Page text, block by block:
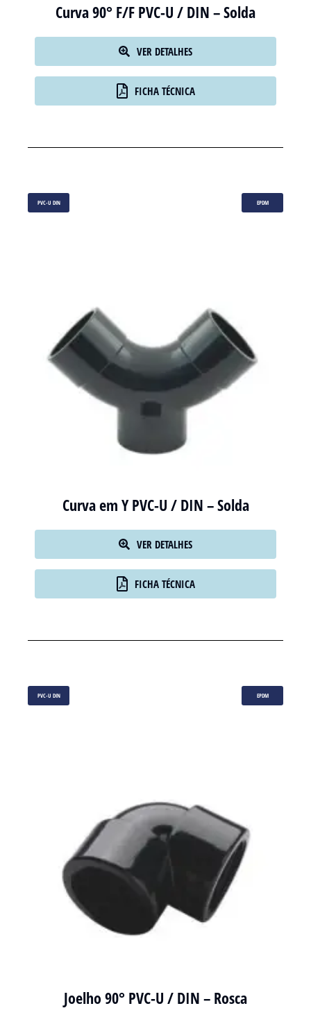
Curva 90° F/F PVC-U / DIN – Solda
VER DETALHES
FICHA TÉCNICA
PVC-U DIN EPDM
Curva em Y PVC-U / DIN – Solda
VER DETALHES
FICHA TÉCNICA
PVC-U DIN EPDM
Joelho 90° PVC-U / DIN – Rosca